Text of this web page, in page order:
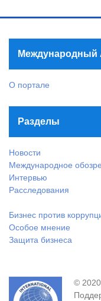
Международный
О портале
Разделы
Новости
Международное
Интервью
Расследования
Бизнес против
Особое мнение
Защита бизнеса
©